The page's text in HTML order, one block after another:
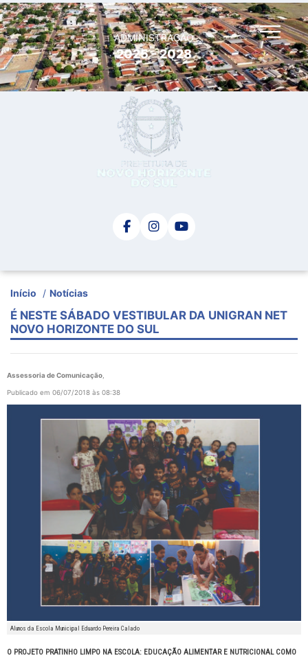
ADMINISTRAÇÃO
2025 - 2028
Início / Notícias
É NESTE SÁBADO VESTIBULAR DA UNIGRAN NET
NOVO HORIZONTE DO SUL
Assessoria de Comunicação
Publicado em 06/07/2018 às 08:38
Alunos da Escola Municipal Eduardo Pereira Calado
O PROJETO PRATINHO LIMPO NA ESCOLA: EDUCAÇÃO ALIMENTAR E NUTRICIONAL COMO